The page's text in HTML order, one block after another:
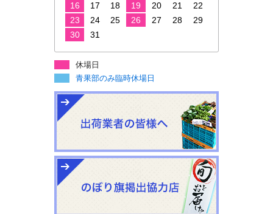
16
17 18 19 20 21
22
23
24 25 26 27 28
29
30
31
休場日
青果部のみ臨時休場日